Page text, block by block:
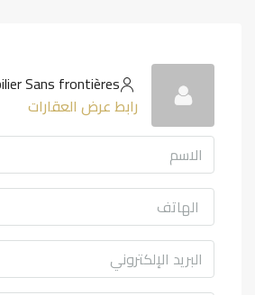
Sans frontières
رابط عرض العقارات